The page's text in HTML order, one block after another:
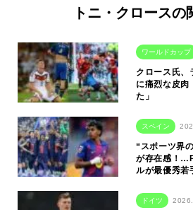
トニ・クロースの
ワールドカップ
クロース氏、
に痛烈な皮肉
た」
スペイン
“スポーツ界
が存在感！
ルが最優秀若
ドイツ